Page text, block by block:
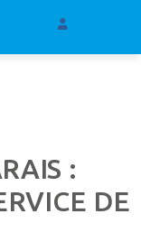
:
DE